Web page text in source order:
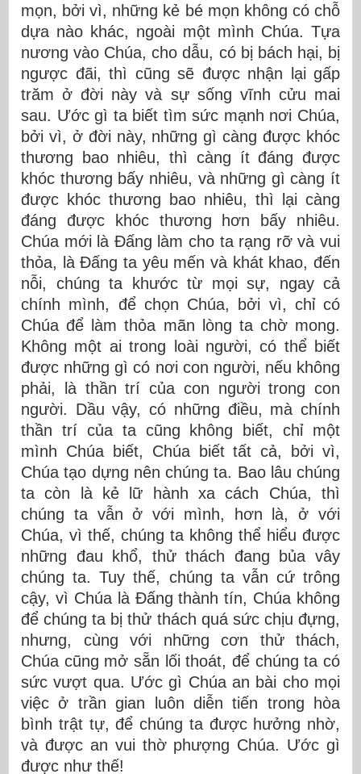
mọn, bởi vì, những kẻ bé mọn không có chỗ
dựa nào khác, ngoài một mình Chúa. Tựa
nương vào Chúa, cho dẫu, có bị bách hại, bị
ngược đãi, thì cũng sẽ được nhận lại gấp
trăm ở đời này và sự sống vĩnh cửu mai
sau. Ước gì ta biết tìm sức mạnh nơi Chúa,
bởi vì, ở đời này, những gì càng được khóc
thương bao nhiêu, thì càng ít đáng được
khóc thương bấy nhiêu, và những gì càng ít
được khóc thương bao nhiêu, thì lại càng
đáng được khóc thương hơn bấy nhiêu.
Chúa mới là Đấng làm cho ta rạng rỡ và vui
thỏa, là Đấng ta yêu mến và khát khao, đến
nỗi, chúng ta khước từ mọi sự, ngay cả
chính mình, để chọn Chúa, bởi vì, chỉ có
Chúa để làm thỏa mãn lòng ta chờ mong.
Không một ai trong loài người, có thể biết
được những gì có nơi con người, nếu không
phải, là thần trí của con người trong con
người. Dầu vậy, có những điều, mà chính
thần trí của ta cũng không biết, chỉ một
mình Chúa biết, Chúa biết tất cả, bởi vì,
Chúa tạo dựng nên chúng ta. Bao lâu chúng
ta còn là kẻ lữ hành xa cách Chúa, thì
chúng ta vẫn ở với mình, hơn là, ở với
Chúa, vì thế, chúng ta không thể hiểu được
những đau khổ, thử thách đang bủa vây
chúng ta. Tuy thế, chúng ta vẫn cứ trông
cậy, vì Chúa là Đấng thành tín, Chúa không
để chúng ta bị thử thách quá sức chịu đựng,
nhưng, cùng với những cơn thử thách,
Chúa cũng mở sẵn lối thoát, để chúng ta có
sức vượt qua. Ước gì Chúa an bài cho mọi
việc ở trần gian luôn diễn tiến trong hòa
bình trật tự, để chúng ta được hưởng nhờ,
và được an vui thờ phượng Chúa. Ước gì
được như thế!